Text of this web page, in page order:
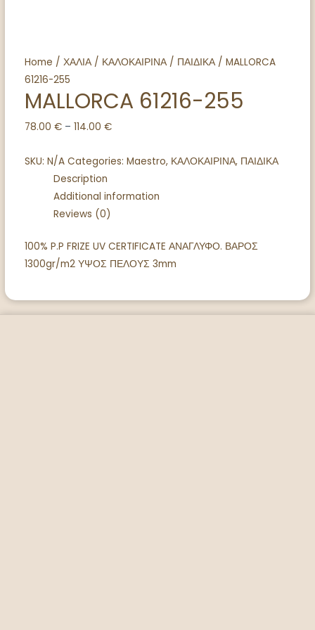
Home / ΧΑΛΙΑ/ ΚΑΛΟΚΑΙΡΙΝΑ/ ΠΑΙΔΙΚΑ/ MALLORCA
61216-255
MALLORCA 61216-255
78.00 €– 114.00 €
SKU: N/A Categories: Maestro, ΚΑΛΟΚΑΙΡΙΝΑ, ΠΑΙΔΙΚΑ
Description
Additional information
Reviews (0)
100% P.P FRIZE UV CERTIFICATE ΑΝΑΓΛΥΦΟ. ΒΑΡΟΣ
1300gr/m2 ΥΨΟΣ ΠΕΛΟΥΣ 3mm